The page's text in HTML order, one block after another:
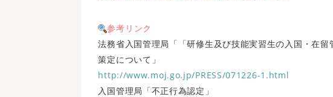
参考リンク
法務省入国管理局「「研修生及び技能実習生の入国・在
策定について」
http://www.moj.go.jp/PRESS/071226-1.html
入国管理局「不正行為認定」